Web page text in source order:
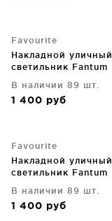
Favourite
Накладной уличный
светильник Fantum
В наличии 89 шт.
1 400 руб
Favourite
Накладной уличный
светильник Fantum
В наличии 89 шт.
1 400 руб